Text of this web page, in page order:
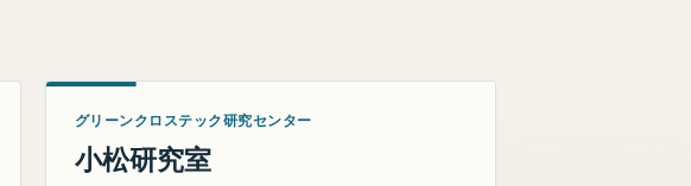
グリーンクロステック研究センター
小松研究室